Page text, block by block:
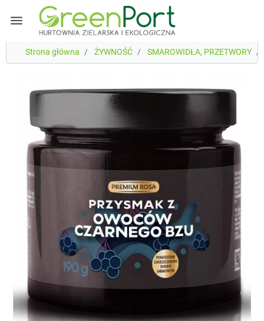
menu
Strona główna ŻYWNOŚĆ SMAROWIDŁA, PRZETWORY